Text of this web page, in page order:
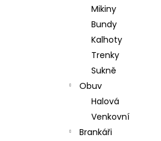
Mikiny
Bundy
Kalhoty
Trenky
Sukně
Obuv
Halová
Venkovní
Brankáři